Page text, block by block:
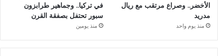
الأخضر.. وصراع مرتقب مع ريال
مدريد
منذ يوم واحد
في تركيا.. وجماهير طرابزون
سبور تحتفل بصفقة القرن
منذ يومين